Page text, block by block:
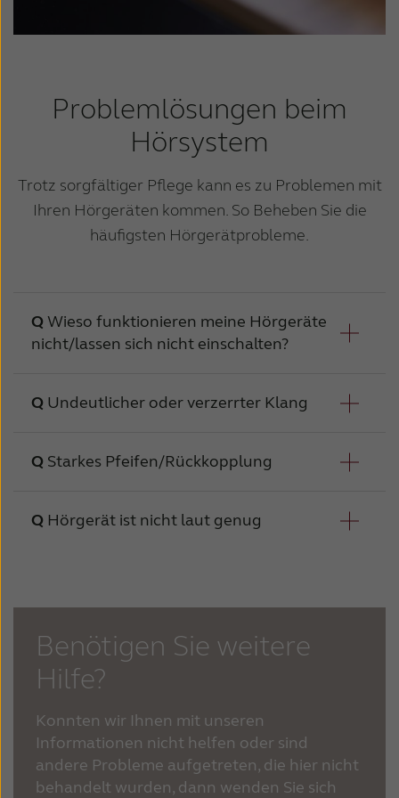
Problemlösungen beim
Hörsystem
Trotz sorgfältiger Pflege kann es zu Problemen mit
Ihren Hörgeräten kommen.So Beheben Sie die
häufigsten Hörgerätprobleme.
Wieso funktionieren meine Hörgeräte
nicht/lassen sich nicht einschalten?
Hörgerät ist nicht
Batterie
Verstopfter Cerumenfilter
Mikrofon oder
Mikrofonschlauch kaputt
Wenden
Undeutlicher oder verzerrter Klang
Schwache Batterie
Starkes Pfeifen/Rückkopplung
Mikrofon nicht richtig ausgerichtet
Beim Telefonieren
Hörgeräteinstellungen sind nicht optimal
Hörgerät ist nicht laut genug
Hörgerät nicht richtig eingesetzt
Mikrofon nicht richtig
ausgerichtet
Verstopfter Cerumenfilter
(Ohrenschmalzfilter)
Benötigen Sie weitere
Hilfe?
Konnten wir Ihnen mit unseren
Informationen nicht helfen oder sind
andere Probleme aufgetreten, die hier nicht
behandelt wurden, dann wenden Sie sich